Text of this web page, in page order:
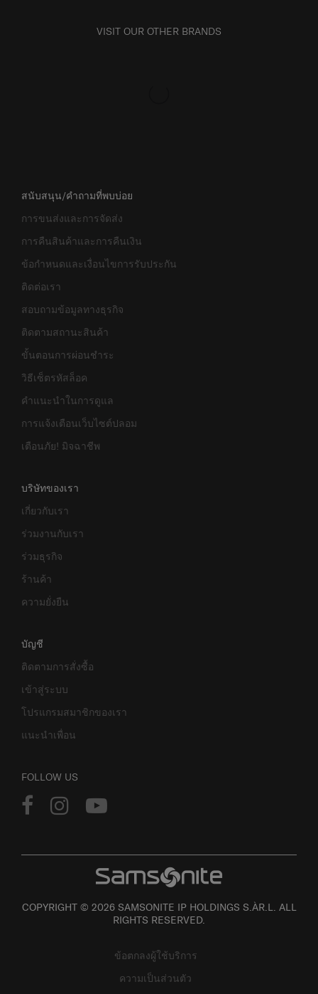
VISIT OUR OTHER BRANDS
สนับสนุน/คำถามที่พบบ่อย
การขนส่งและการจัดส่ง
การคืนสินค้าและการคืนเงิน
ข้อกำหนดและเงื่อนไขการรับประกัน
ติดต่อเรา
สอบถามข้อมูลทางธุรกิจ
ติดตามสถานะสินค้า
ขั้นตอนการผ่อนชำระ
วิธีเซ็ตรหัสล็อค
คำแนะนำในการดูแล
การแจ้งเตือนเว็บไซต์ปลอม
เตือนภัย! มิจฉาชีพ
บริษัทของเรา
เกี่ยวกับเรา
ร่วมงานกับเรา
ร่วมธุรกิจ
ร้านค้า
ความยั่งยืน
บัญชี
ติดตามการสั่งซื้อ
เข้าสู่ระบบ
โปรแกรมสมาชิกของเรา
แนะนำเพื่อน
FOLLOW US
COPYRIGHT © 2026 SAMSONITE IP HOLDINGS S.ÀR.L. ALL
RIGHTS RESERVED.
ข้อตกลงผู้ใช้บริการ
ความเป็นส่วนตัว